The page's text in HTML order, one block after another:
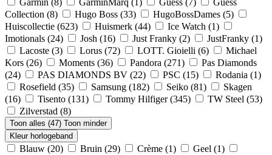
Garmin (8) GarminMarq (1) Guess (7)
Guess
Collection (8) Hugo Boss (33) HugoBossDames (5)
Huiscollectie (623) Huismerk (44) Ice Watch (1)
Imotionals (24) Josh (16) Just Franky (2) JustFranky (1)
Lacoste (3) Lorus (72) LOTT. Gioielli (6)
Michael
Kors (26) Moments (36) Pandora (271)
Pas Diamonds
(24)
PAS DIAMONDS BV (22) PSC (15) Rodania (1)
Rosefield (35) Samsung (182) Seiko (81)
Skagen
(16)
Tisento (131) Tommy Hilfiger(345) TW Steel (53)
Zilverstad (8)
Toon alles (47) Toon minder
Kleur horlogeband
Blauw (20) Bruin (29) Crème (1) Geel (1)